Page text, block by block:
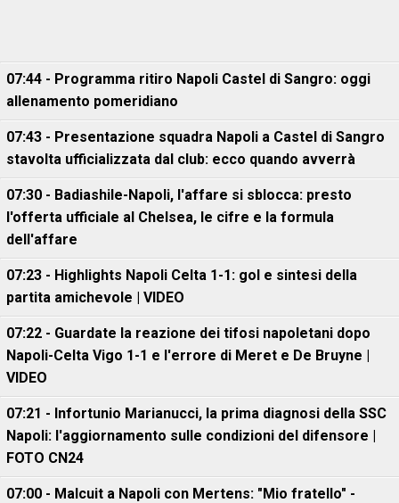
07:44 - Programma ritiro Napoli Castel di Sangro: oggi
allenamento pomeridiano
07:43 - Presentazione squadra Napoli a Castel di Sangro
stavolta ufficializzata dal club: ecco quando avverrà
07:30 - Badiashile-Napoli, l'affare si sblocca: presto
l'offerta ufficiale al Chelsea, le cifre e la formula
dell'affare
07:23 - Highlights Napoli Celta 1-1: gol e sintesi della
partita amichevole | VIDEO
07:22 - Guardate la reazione dei tifosi napoletani dopo
Napoli-Celta Vigo 1-1 e l'errore di Meret e De Bruyne |
VIDEO
07:21 - Infortunio Marianucci, la prima diagnosi della SSC
Napoli: l'aggiornamento sulle condizioni del difensore |
FOTO CN24
07:00 - Malcuit a Napoli con Mertens: "Mio fratello" -